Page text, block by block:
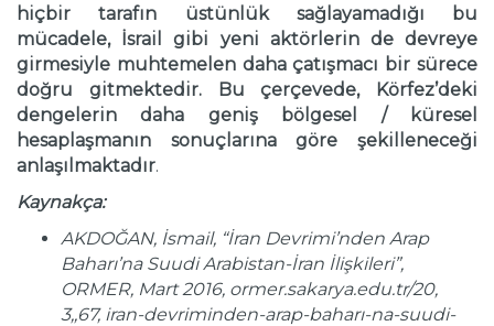
hiçbir tarafın üstünlük sağlayamadığı bu
mücadele, İsrail gibi yeni aktörlerin de devreye
girmesiyle muhtemelen daha çatışmacı bir sürece
doğru gitmektedir. Bu çerçevede, Körfez’deki
dengelerin daha geniş bölgesel / küresel
hesaplaşmanın sonuçlarına göre şekilleneceği
anlaşılmaktadır.
Kaynakça:
AKDOĞAN, İsmail, “İran Devrimi’nden Arap
Baharı’na Suudi Arabistan-İran İlişkileri”,
ORMER, Mart 2016, ormer.sakarya.edu.tr/20,
3,,67, iran-devriminden-arap-baharı-na-suudi-